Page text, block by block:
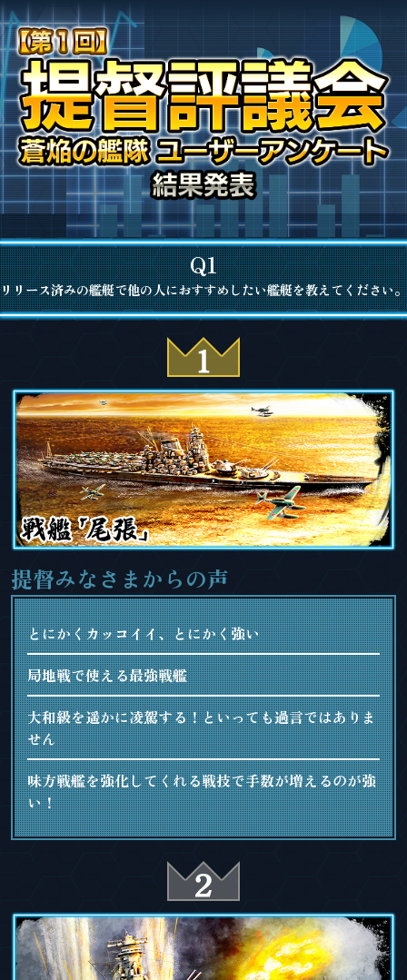
Q1
リリース済みの艦艇で他の人におすすめしたい艦艇を教えてください。
提督みなさまからの声
とにかくカッコイイ、とにかく強い
局地戦で使える最強戦艦
大和級を遥かに凌駕する！といっても過言ではありま
せん
味方戦艦を強化してくれる戦技で手数が増えるのが強
い！